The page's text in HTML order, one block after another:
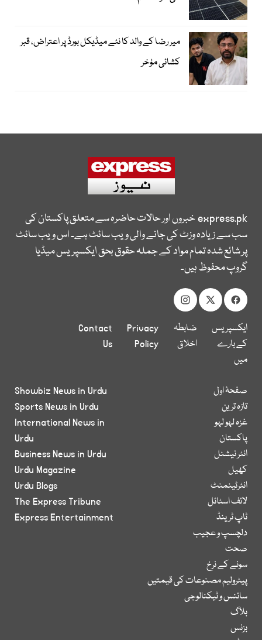
میر رضا کے والد کا نئے میڈیکل بورڈ پر اعتراض، قبر
کشائی مؤخر
express.pkخبروں اور حالات حاضرہ سے متعلق پاکستان کی
سب سے زیادہ وزٹ کی جانے والی ویب سائٹ ہے۔ اس ویب سائٹ
پر شائع شدہ تمام مواد کے جملہ حقوق بحق ایکسپریس میڈیا
گروپ محفوظ ہیں۔
ایکسپریس
کے بارے
میں
ضابطہ
اخلاق
Privacy
Policy
Contact
Us
صفحۂ اول
تازہ ترین
غزہ لہو لہو
پاکستان
انٹر نیشنل
کھیل
انٹرٹینمنٹ
لائف اسٹائل
ٹاپ ٹرینڈ
دلچسپ و عجیب
صحت
سونے کے نرخ
پیٹرولیم مصنوعات کی قیمتیں
سائنس و ٹیکنالوجی
بلاگ
بزنس
Showbiz News in Urdu
Sports News in Urdu
International News in
Urdu
Business News in Urdu
Urdu Magazine
Urdu Blogs
The Express Tribune
Express Entertainment